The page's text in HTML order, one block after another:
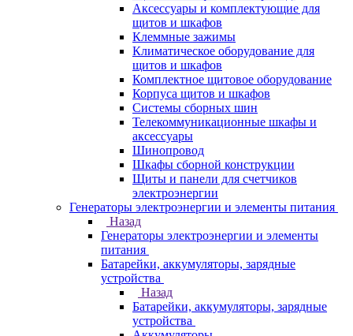
Аксессуары и комплектующие для
щитов и шкафов
Клеммные зажимы
Климатическое оборудование для
щитов и шкафов
Комплектное щитовое оборудование
Корпуса щитов и шкафов
Системы сборных шин
Телекоммуникационные шкафы и
аксессуары
Шинопровод
Шкафы сборной конструкции
Щиты и панели для счетчиков
электроэнергии
Генераторы электроэнергии и элементы питания
Назад
Генераторы электроэнергии и элементы
питания
Батарейки, аккумуляторы, зарядные
устройства
Назад
Батарейки, аккумуляторы, зарядные
устройства